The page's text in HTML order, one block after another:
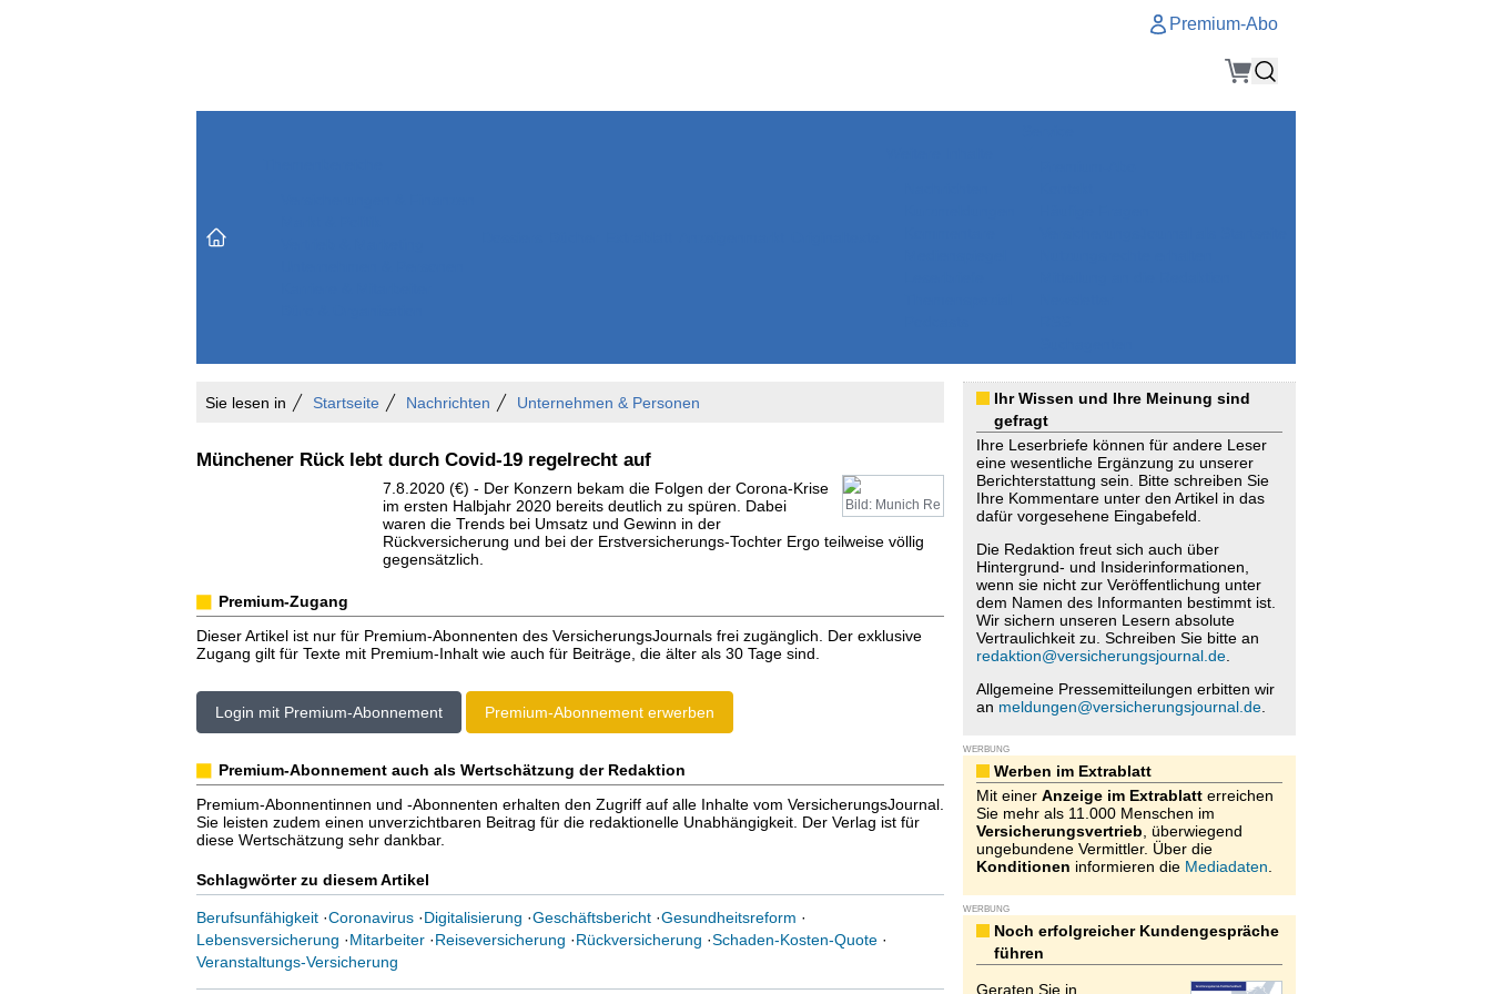
Premium-Abo
Sie lesen in Startseite Nachrichten Unternehmen & Personen
Münchener Rück lebt durch Covid-19 regelrecht auf
Bild: Munich Re
7.8.2020 (€) - Der Konzern bekam die Folgen der Corona-Krise
im ersten Halbjahr 2020 bereits deutlich zu spüren. Dabei
waren die Trends bei Umsatz und Gewinn in der
Rückversicherung und bei der Erstversicherungs-Tochter Ergo teilweise völlig
gegensätzlich.
Premium-Zugang
Dieser Artikel ist nur für Premium-Abonnenten des VersicherungsJournals frei zugänglich. Der exklusive
Zugang gilt für Texte mit Premium-Inhalt wie auch für Beiträge, die älter als 30 Tage sind.
Login mit Premium-Abonnement Premium-Abonnement erwerben
Premium-Abonnement auch als Wertschätzung der Redaktion
Premium-Abonnentinnen und -Abonnenten erhalten den Zugriff auf alle Inhalte vom VersicherungsJournal.
Sie leisten zudem einen unverzichtbaren Beitrag für die redaktionelle Unabhängigkeit. Der Verlag ist für
diese Wertschätzung sehr dankbar.
Schlagwörter zu diesem Artikel
Berufsunfähigkeit·Coronavirus·Digitalisierung ·Geschäftsbericht·Gesundheitsreform ·
Lebensversicherung ·Mitarbeiter·Reiseversicherung ·Rückversicherung ·Schaden-Kosten-Quote·
Veranstaltungs-Versicherung
Ihr Wissen und Ihre Meinung sind
gefragt
Ihre Leserbriefe können für andere Leser
eine wesentliche Ergänzung zu unserer
Berichterstattung sein. Bitte schreiben Sie
Ihre Kommentare unter den Artikel in das
dafür vorgesehene Eingabefeld.
Die Redaktion freut sich auch über
Hintergrund- und Insiderinformationen,
wenn sie nicht zur Veröffentlichung unter
dem Namen des Informanten bestimmt ist.
Wir sichern unseren Lesern absolute
Vertraulichkeit zu. Schreiben Sie bitte an
redaktion@versicherungsjournal.de.
Allgemeine Pressemitteilungen erbitten wir
an meldungen@versicherungsjournal.de.
WERBUNG
Werben im Extrablatt
Mit einer Anzeige im Extrablatterreichen
Sie mehr als 11.000 Menschen im
Versicherungsvertrieb , überwiegend
ungebundene Vermittler. Über die
Konditionen informieren die Mediadaten
WERBUNG
Noch erfolgreicher Kundengespräche
führen
Geraten Sie in